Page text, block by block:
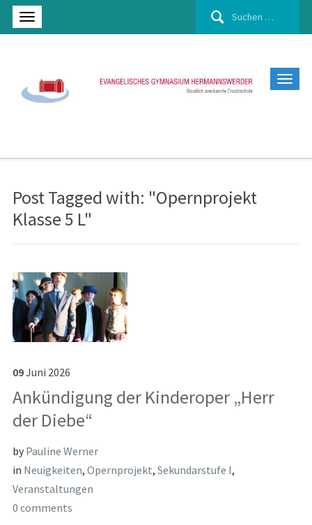
Suchen
Post Tagged with: "Opernprojekt
Klasse 5 L"
09Juni 2026
Ankündigung der Kinderoper „Herr
der Diebe“
byPauline Werner
in Neuigkeiten, Opernprojekt, Sekundarstufe I,
Veranstaltungen
0 comments